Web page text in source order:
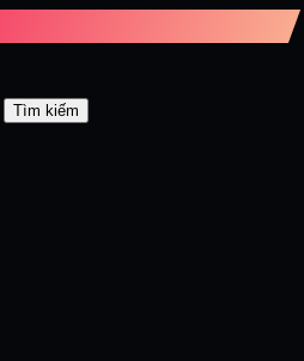
Tìm kiếm